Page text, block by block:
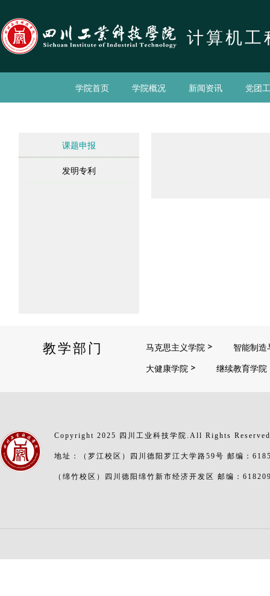
计算机工
学院首页 学院概况 新闻资讯 党团
课题申报
发明专利
教学部门 马克思主义学院
智能制造
大健康学院
继续教育学院
Copyright 2025 四川工业科技学院.All Rights
地址：（罗江校区）四川德阳罗江大学路59号 邮编：
（绵竹校区）四川德阳绵竹新市经济开发区 邮编：